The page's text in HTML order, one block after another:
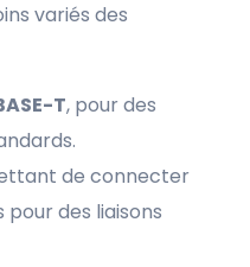
variés des
T, pour des
de connecter
des liaisons